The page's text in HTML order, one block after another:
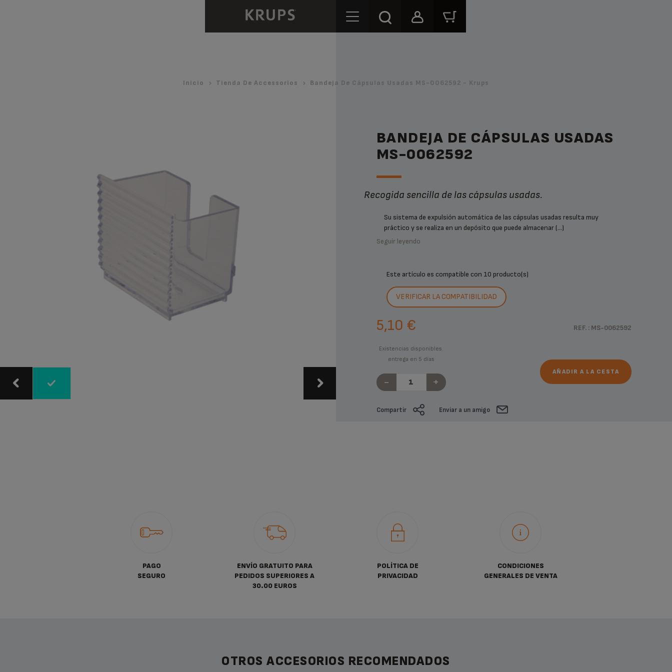
Inicio Tienda De Accessorios Bandeja De Cápsulas Usadas MS-0062592 - Krups
BANDEJA DE CÁPSULAS USADAS
MS-0062592
Recogida sencilla de las cápsulas usadas.
Su sistema de expulsión automática de las cápsulas usadas resulta muy
práctico y se realiza en un depósito que puede almacenar (...)
Seguir leyendo
Este artículo es compatible con 10 producto(s)
VERIFICAR LA COMPATIBILIDAD
REF. : MS-0062592
5,10 €
Existencias disponibles.
entrega en 5 días
- +
AÑADIR A LA CESTA
Compartir Enviar a un amigo
PAGO
SEGURO
ENVÍO GRATUITO PARA
PEDIDOS SUPERIORES A
30.00 EUROS
POLÍTICA DE
PRIVACIDAD
CONDICIONES
GENERALES DE VENTA
OTROS ACCESORIOS RECOMENDADOS